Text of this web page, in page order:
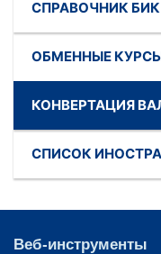
СПРАВОЧНИК
ОБМЕННЫЕ
КОНВЕРТАЦИЯ
СПИСОК
Веб-инструменты